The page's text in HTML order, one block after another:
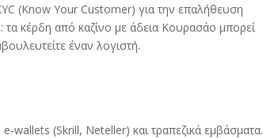
(Know Your Customer) για την επαλήθευση
κέρδη από καζίνο με άδεια Κουρασάο μπορεί
έναν λογιστή.
wallets (Skrill, Neteller) και τραπεζικά εμβάσματα.